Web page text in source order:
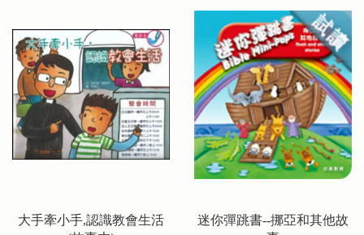
大手牽小手,認識教會生活
迷你彈跳書--挪亞和其他故